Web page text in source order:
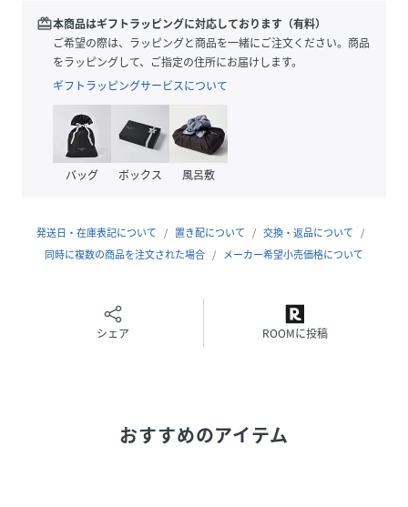
※裏地のカラーは商品のカラーによって異なります。
【素材】
＜ソフトバケッタ＞
牛革、混合なめし、ナチュラルシュリンク仕上げ。
イタリアのタンナーのレザーを採用。
HIROFUならではのオリジナルカラーを纏わせ、その特別感
と深みを際立たせています。
傷が比較的目立ちにくく、使うほどに柔らかさが増していく
革本来の弾力を愉しめる素材。
時代が変化しても色あせない、普遍的でエイジレスなデザイ
ンが特徴の「センプレ」。
※商品ご購入時にお渡しするお買上げ証明書にお取り扱い上
redeem本商品はギフトラッピングに対応しております（有料）
ご希望の際は、ラッピングと商品を一緒にご注文ください。商品
をラッピングして、ご指定の住所にお届けします。
ギフトラッピングサービスについて
バッグ ボックス 風呂敷
発送日・在庫表記について 置き配について
交換・返品について
同時に複数の商品を注文された場合
メーカー希望小売価格について
シェア ROOMに投稿
おすすめのアイテム